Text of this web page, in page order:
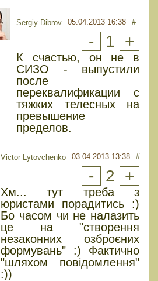
Sergiy Dibrov 05.04.2013 16:38 #
- 1 +
К счастью, он не в
СИЗО - выпустили
после
переквалификации с
тяжких телесных на
превышение
пределов.
Victor Lytovchenko 03.04.2013 13:38 #
- 2 +
Хм... тут треба з
юристами порадитись :)
Бо часом чи не налазить
це на "створення
незаконних озброєних
формувань" :) Фактично
"шляхом повідомлення"
:))